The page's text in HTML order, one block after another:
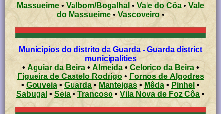
Massueime • Valbom/Bogalhal • Vale do Côa • Vale
do Massueime•Vascoveiro•
Municípios do distrito da Guarda - Guarda district
municipalities
• Aguiar da Beira• Almeida• Celorico da Beira•
Figueira de Castelo Rodrigo• Fornos de Algodres
• Gouveia • Guarda • Manteigas • Mêda • Pinhel •
Sabugal • Seia• Trancoso • Vila Nova de Foz Côa •